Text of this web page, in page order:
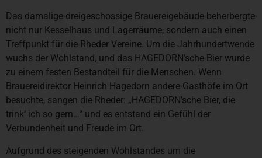
Das damalige dreigeschossige Brauereigebäude beherbergte
nicht nur Kesselhaus und Lagerräume, sondern auch einen
Treffpunkt für die Rheder Vereine. Um die Jahrhundertwende
wuchs der Wohlstand, und das HAGEDORN’sche Bier wurde
zu einem festen Bestandteil für die Menschen. Wenn
Brauereidirektor Heinrich Hagedorn andere Gasthöfe im Ort
besuchte, sangen die Rheder: „HAGEDORN’sche Bier, die
trink‘ ich so gern…“ und es entstand ein Gefühl der
Verbundenheit und Freude im Ort.
Aufgrund des steigenden Wohlstandes um die